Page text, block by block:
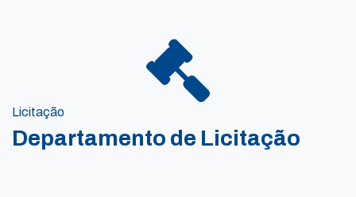
Licitação
Departamento de Licitação